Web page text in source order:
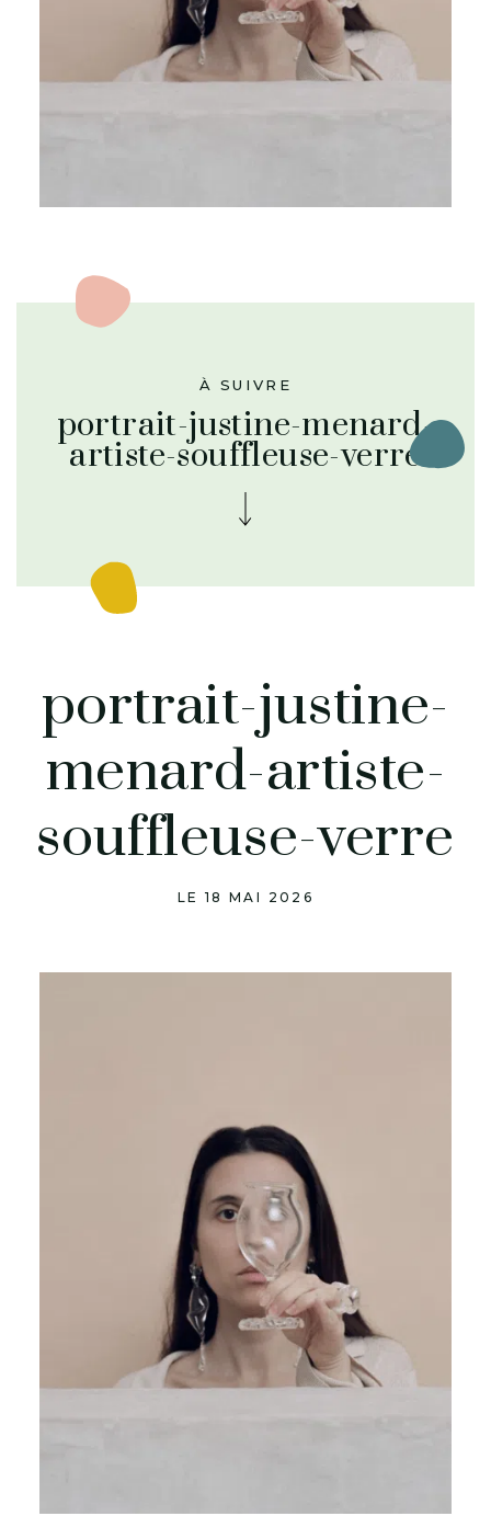
À SUIVRE
portrait-justine-menard-
artiste-souffleuse-verre
portrait-justine-
menard-artiste-
souffleuse-verre
LE 18 MAI 2026